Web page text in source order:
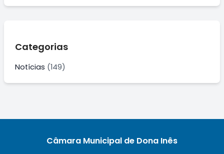
Categorias
Notícias (149)
Câmara Municipal de Dona Inês